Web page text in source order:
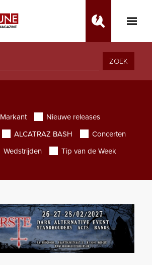
Toggle
ZOEK
Markant
Nieuwe releases
ALCATRAZ BASH
Concerten
Wedstrijden Tip van de Week